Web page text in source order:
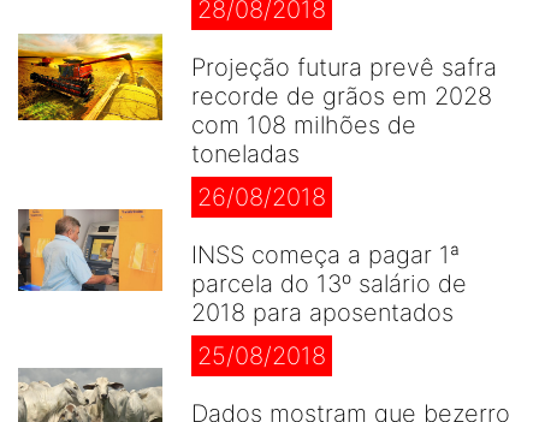
28/08/2018
Projeção futura prevê safra
recorde de grãos em 2028
com 108 milhões de
toneladas
26/08/2018
INSS começa a pagar 1ª
parcela do 13º salário de
2018 para aposentados
25/08/2018
Dados mostram que bezerro